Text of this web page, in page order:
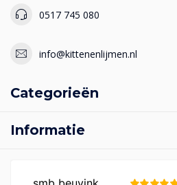
0517 745 080
info@kittenenlijmen.nl
Categorieën
Informatie